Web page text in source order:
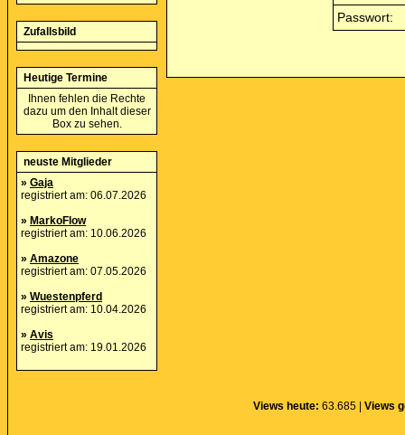
Zufallsbild
Heutige Termine
Ihnen fehlen die Rechte
dazu um den Inhalt dieser
Box zu sehen.
neuste Mitglieder
» Gaja
registriert am: 06.07.2026
» MarkoFlow
registriert am: 10.06.2026
» Amazone
registriert am: 07.05.2026
» Wuestenpferd
registriert am: 10.04.2026
» Avis
registriert am: 19.01.2026
Passwort:
Views heute: 63.685 | Views